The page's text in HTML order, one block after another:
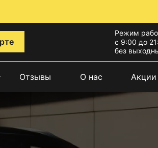
Режим
с 9:00 до
без
Отзывы О нас Акции